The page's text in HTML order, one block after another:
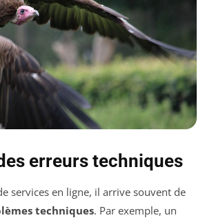
erreurs techniques
services en ligne, il arrive souvent de
techniques. Par exemple, un